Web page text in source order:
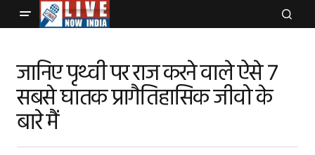
जानिए पृथ्वी पर राज करने वाले ऐसे 7
सबसे घातक प्रागैतिहासिक जीवो के
बारे मैं